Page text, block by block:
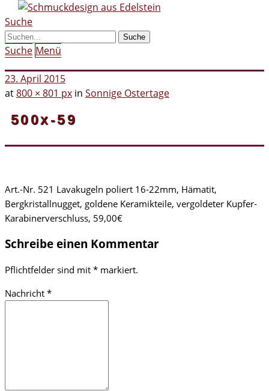
Suche
Suche Menü
23. April 2015
at800 × 801 px in Sonnige Ostertage
500x-59
Art.-Nr. 521 Lavakugeln poliert 16-22mm, Hämatit,
Bergkristallnugget, goldene Keramikteile, vergoldeter Kupfer-
Karabinerverschluss, 59,00€
Schreibe einen Kommentar
Pflichtfelder sind mit * markiert.
Nachricht *